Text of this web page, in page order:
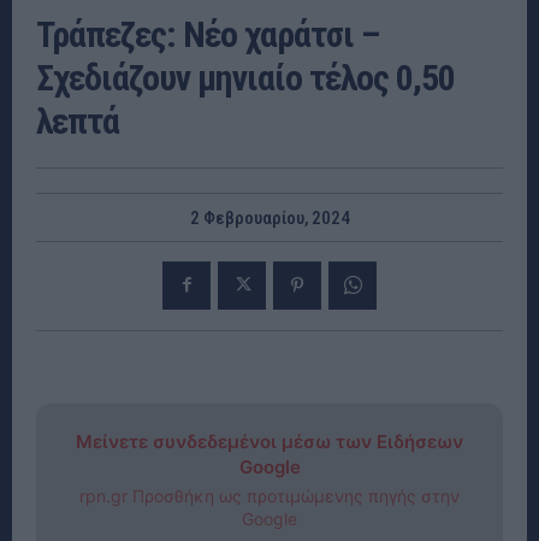
Τράπεζες: Νέο χαράτσι –
Σχεδιάζουν μηνιαίο τέλος 0,50
λεπτά
2 Φεβρουαρίου, 2024
Μείνετε συνδεδεμένοι μέσω των Ειδήσεων
Google
rpn.gr Προσθήκη ως προτιμώμενης πηγής στην
Google